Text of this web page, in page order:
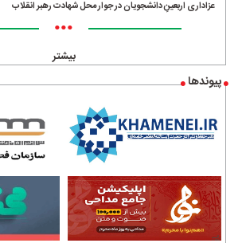
عزاداری اربعینِ دانشجویان در جوار محل شهادت رهبر انقلاب
•••
بیشتر
پیوندها